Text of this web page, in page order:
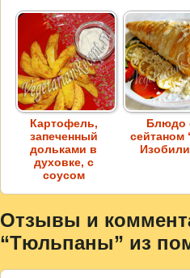
Картофель,
запеченный
дольками в
духовке, с
соусом
Блюдо
сейтаном
Отзывы и
“Тюльпаны” из